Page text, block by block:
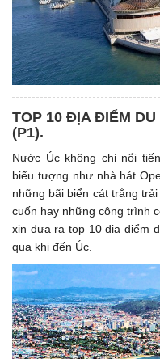
TOP 10 ĐỊA ĐIỂM
(P1). ​
Nước Úc không chỉ nổi
biểu tượng như nhà hát
những bãi biển cát trắng
cuốn hay những công trình
xin đưa ra top 10 địa điểm
qua khi đến Úc.